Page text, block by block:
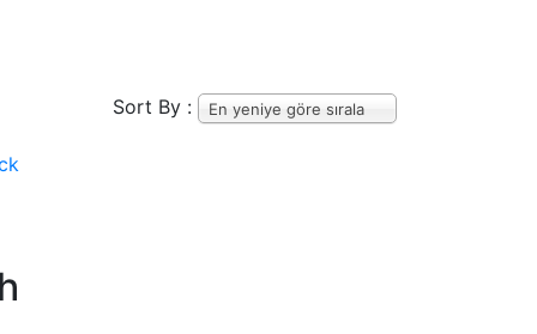
Sort By : En yeniye göre sırala